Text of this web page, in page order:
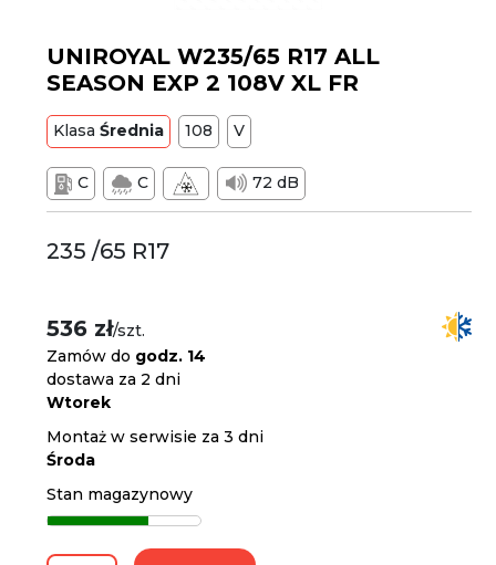
UNIROYAL W235/65 R17 ALL
SEASON EXP 2 108V XL FR
KlasaŚrednia 108 V
C C 72 dB
235 /65 R17
536 zł/szt.
Zamów do godz. 14
dostawa za 2 dni
Wtorek
Montaż w serwisie za 3 dni
Środa
Stan magazynowy